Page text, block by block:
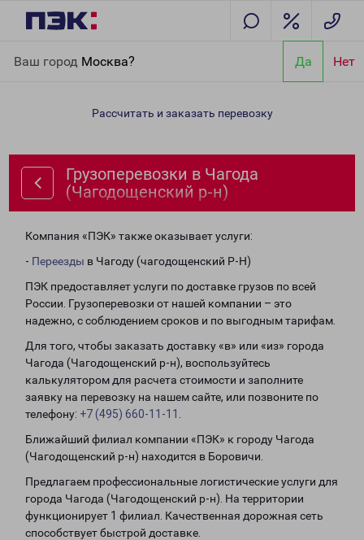
Ваш город Москва? Да Нет
(Чагодощенский р-н)
Рассчитать и заказать перевозку
Грузоперевозки в Чагода
(Чагодощенский р-н)
Компания «ПЭК» также оказывает услуги:
- Переезды в Чагоду (чагодощенский Р-Н)
ПЭК предоставляет услуги по доставке грузов по всей
России. Грузоперевозки от нашей компании – это
надежно, с соблюдением сроков и по выгодным тарифам.
Для того, чтобы заказать доставку «в» или «из» города
Чагода (Чагодощенский р-н), воспользуйтесь
калькулятором для расчета стоимости и заполните
заявку на перевозку на нашем сайте, или позвоните по
телефону: +7 (495) 660-11-11
Ближайший филиал компании «ПЭК» к городу Чагода
(Чагодощенский р-н) находится в Боровичи.
Предлагаем профессиональные логистические услуги для
города Чагода (Чагодощенский р-н). На территории
функционирует 1 филиал. Качественная дорожная сеть
способствует быстрой доставке.